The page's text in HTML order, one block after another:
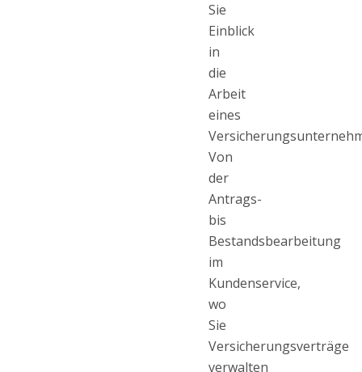
Sie
Einblick
in
die
Arbeit
eines
Von
der
Antrags-
bis
Bestandsbearbeitung
im
Kundenservice,
wo
Sie
Versicherungsverträge
verwalten